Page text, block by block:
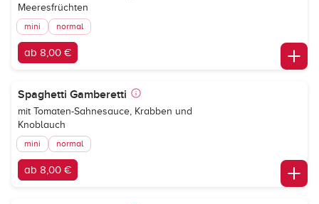
Meeresfrüchten
mini normal
ab 8,00 €
Spaghetti Gamberetti
mit Tomaten-Sahnesauce, Krabben und
Knoblauch
mini normal
ab 8,00 €